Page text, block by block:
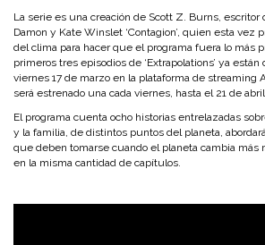
La serie es una creación de Scott Z. Burns,
Damon y Kate Winslet ‘Contagion’, quien esta vez
del clima para hacer que el programa fuera lo más
primeros tres episodios de ‘Extrapolations’ ya
viernes 17 de marzo en la plataforma de streaming
será estrenado una cada viernes, hasta el 21 de
El programa cuenta ocho historias entrelazadas
y la familia, de distintos puntos del planeta,
que deben tomarse cuando el planeta cambia más
en la misma cantidad de capítulos.